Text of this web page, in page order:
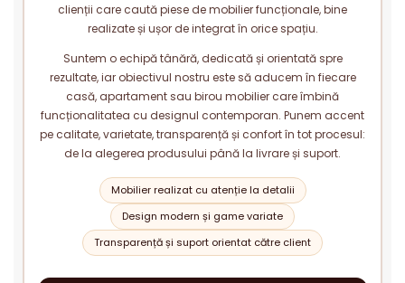
clienții care caută piese de mobilier funcționale, bine
realizate și ușor de integrat în orice spațiu.
Suntem o echipă tânără, dedicată și orientată spre
rezultate, iar obiectivul nostru este să aducem în fiecare
casă, apartament sau birou mobilier care îmbină
funcționalitatea cu designul contemporan. Punem accent
pe calitate, varietate, transparență și confort în tot procesul:
de la alegerea produsului până la livrare și suport.
Mobilier realizat cu atenție la detalii
Design modern și game variate
Transparență și suport orientat către client